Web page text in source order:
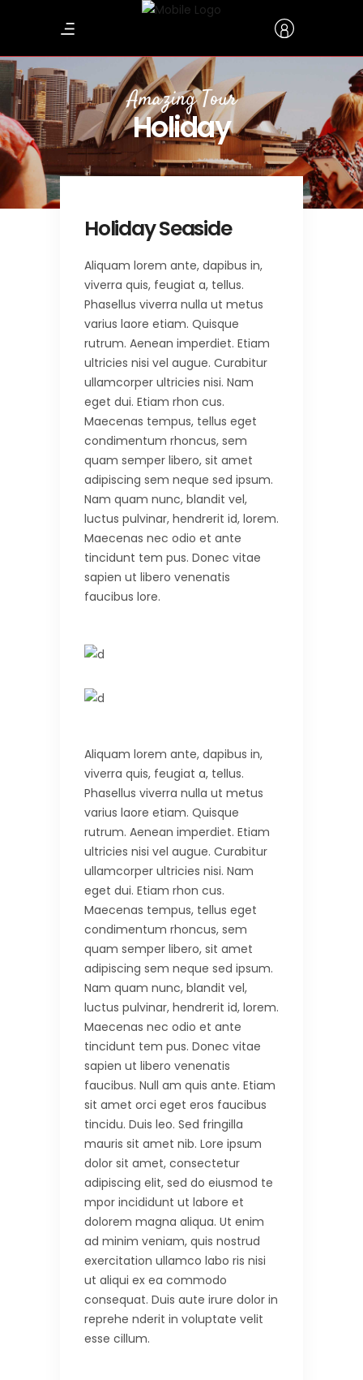
Amazing Tour
Holiday
Holiday Seaside
Aliquam lorem ante, dapibus in,
viverra quis, feugiat a, tellus.
Phasellus viverra nulla ut metus
varius laore etiam. Quisque
rutrum. Aenean imperdiet. Etiam
ultricies nisi vel augue. Curabitur
ullamcorper ultricies nisi. Nam
eget dui. Etiam rhon cus.
Maecenas tempus, tellus eget
condimentum rhoncus, sem
quam semper libero, sit amet
adipiscing sem neque sed ipsum.
Nam quam nunc, blandit vel,
luctus pulvinar, hendrerit id, lorem.
Maecenas nec odio et ante
tincidunt tem pus. Donec vitae
sapien ut libero venenatis
faucibus lore.
Aliquam lorem ante, dapibus in,
viverra quis, feugiat a, tellus.
Phasellus viverra nulla ut metus
varius laore etiam. Quisque
rutrum. Aenean imperdiet. Etiam
ultricies nisi vel augue. Curabitur
ullamcorper ultricies nisi. Nam
eget dui. Etiam rhon cus.
Maecenas tempus, tellus eget
condimentum rhoncus, sem
quam semper libero, sit amet
adipiscing sem neque sed ipsum.
Nam quam nunc, blandit vel,
luctus pulvinar, hendrerit id, lorem.
Maecenas nec odio et ante
tincidunt tem pus. Donec vitae
sapien ut libero venenatis
faucibus. Null am quis ante. Etiam
sit amet orci eget eros faucibus
tincidu. Duis leo. Sed fringilla
mauris sit amet nib. Lore ipsum
dolor sit amet, consectetur
adipiscing elit, sed do eiusmod te
mpor incididunt ut labore et
dolorem magna aliqua. Ut enim
ad minim veniam, quis nostrud
exercitation ullamco labo ris nisi
ut aliqui ex ea commodo
consequat. Duis aute irure dolor in
reprehe nderit in voluptate velit
esse cillum.